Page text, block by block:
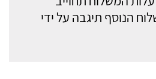
הנוסף תיגבה על ידי